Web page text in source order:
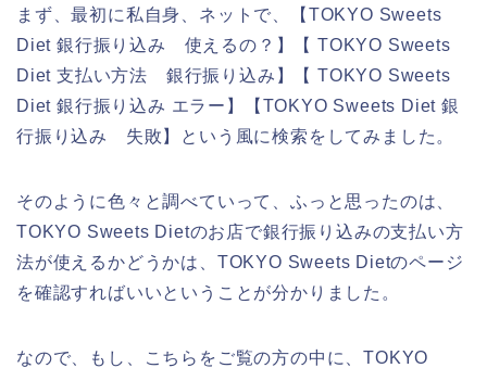
まず、最初に私自身、ネットで、【TOKYO Sweets
Diet 銀行振り込み 使えるの？】【 TOKYO Sweets
Diet 支払い方法 銀行振り込み】【 TOKYO Sweets
Diet 銀行振り込み エラー】【TOKYO Sweets Diet 銀
行振り込み 失敗】という風に検索をしてみました。
そのように色々と調べていって、ふっと思ったのは、
TOKYO Sweets Dietのお店で銀行振り込みの支払い方
法が使えるかどうかは、TOKYO Sweets Dietのページ
を確認すればいいということが分かりました。
なので、もし、こちらをご覧の方の中に、TOKYO